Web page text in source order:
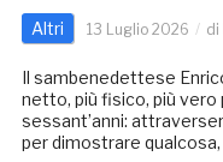
Altri 13 Luglio 2026 di
Il sambenedettese
netto, più fisico, più
sessant’anni:
per dimostrare